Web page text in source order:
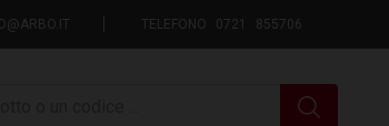
TELEFONO 0721 855706